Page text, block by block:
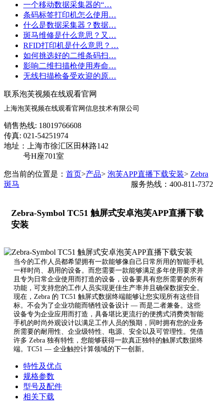
一个移动数据采集器的“…
条码标签打印机怎么使用…
什么是数据采集器？数据…
斑马维修是什么意思？又…
RFID打印机是什么意思？…
如何挑选好的二维条码扫…
影响二维扫描枪使用寿命…
无线扫描枪备受欢迎的原…
联系泡芙视频在线观看官网
上海泡芙视频在线观看官网信息技术有限公司
销售热线: 18019766608
传真: 021-54251974
地址：上海市徐汇区田林路142
号H座701室
您当前的位置是： 首页>产品> 泡芙APP直播下载安装> Zebra
斑马
服务热线：400-811-7372
Zebra-Symbol TC51 触屏式安卓泡芙APP直播下载
安装
当今的工作人员都希望拥有一款能够像自己日常所用的智能手机
一样时尚、易用的设备。而您需要一款能够满足多年使用要求并
且专为日常企业使用而打造的设备，设备要具有您所需要的所有
功能，可支持您的工作人员实现更佳生产率并且确保数据安全。
现在，Zebra 的 TC51 触屏式数据终端能够让您实现所有这些目
标。不会为了企业功能而牺牲设备设计 — 而是二者兼备。这些
设备专为企业应用而打造，具备堪比更流行的便携式消费类智能
手机的时尚外观设计以满足工作人员的预期，同时拥有您的业务
所需要的耐用性、企业级特性、电源、安全以及可管理性。凭借
许多 Zebra 独有特性，您能够获得一款真正独特的触屏式数据终
端。TC51 — 企业触控计算领域的下一创新。
特性及优点
规格参数
型号及配件
相关下载